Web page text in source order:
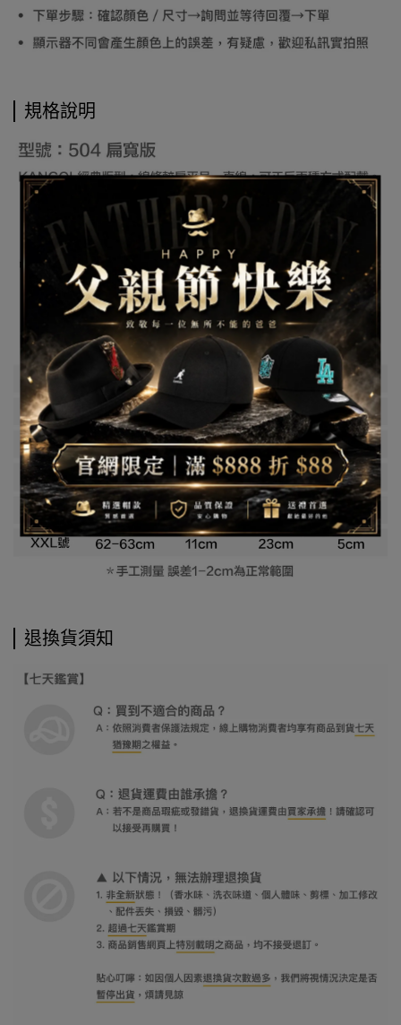
規格說明
退換貨須知